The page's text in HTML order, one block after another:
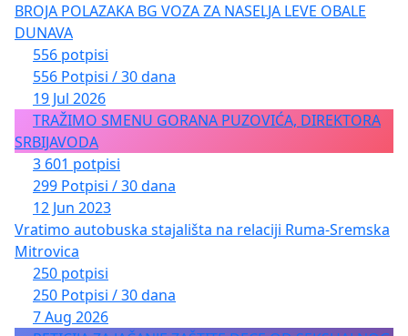
BROJA POLAZAKA BG VOZA ZA NASELJA LEVE OBALE
DUNAVA
556 potpisi
556 Potpisi / 30 dana
19 Jul 2026
TRAŽIMO SMENU GORANA PUZOVIĆA, DIREKTORA
SRBIJAVODA
3 601 potpisi
299 Potpisi / 30 dana
12 Jun 2023
Vratimo autobuska stajališta na relaciji Ruma-Sremska
Mitrovica
250 potpisi
250 Potpisi / 30 dana
7 Aug 2026